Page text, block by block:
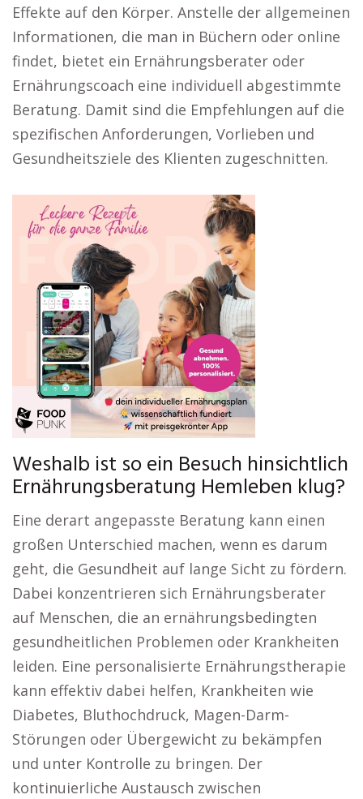
Effekte auf den Körper. Anstelle der allgemeinen
Informationen, die man in Büchern oder online
findet, bietet ein Ernährungsberater oder
Ernährungscoach eine individuell abgestimmte
Beratung. Damit sind die Empfehlungen auf die
spezifischen Anforderungen, Vorlieben und
Gesundheitsziele des Klienten zugeschnitten.
Weshalb ist so ein Besuch hinsichtlich
Ernährungsberatung Hemleben klug?
Eine derart angepasste Beratung kann einen
großen Unterschied machen, wenn es darum
geht, die Gesundheit auf lange Sicht zu fördern.
Dabei konzentrieren sich Ernährungsberater
auf Menschen, die an ernährungsbedingten
gesundheitlichen Problemen oder Krankheiten
leiden. Eine personalisierte Ernährungstherapie
kann effektiv dabei helfen, Krankheiten wie
Diabetes, Bluthochdruck, Magen-Darm-
Störungen oder Übergewicht zu bekämpfen
und unter Kontrolle zu bringen. Der
kontinuierliche Austausch zwischen